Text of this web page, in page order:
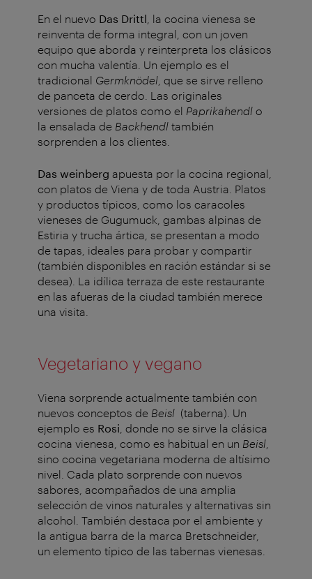
En el nuevo Das Drittl , la cocina vienesa se
reinventa de forma integral, con un joven
equipo que aborda y reinterpreta los clásicos
con mucha valentía. Un ejemplo es el
tradicional Germknödel , que se sirve relleno
de panceta de cerdo. Las originales
versiones de platos como el Paprikahendl o
la ensalada de Backhendl también
sorprenden a los clientes.
Das weinberg apuesta por la cocina regional,
con platos de Viena y de toda Austria. Platos
y productos típicos, como los caracoles
vieneses de Gugumuck, gambas alpinas de
Estiria y trucha ártica, se presentan a modo
de tapas, ideales para probar y compartir
(también disponibles en ración estándar si se
desea). La idílica terraza de este restaurante
en las afueras de la ciudad también merece
una visita.
Vegetariano y vegano
Viena sorprende actualmente también con
nuevos conceptos de Beisl (taberna). Un
ejemplo es Rosi , donde no se sirve la clásica
cocina vienesa, como es habitual en un Beisl
sino cocina vegetariana moderna de altísimo
nivel. Cada plato sorprende con nuevos
sabores, acompañados de una amplia
selección de vinos naturales y alternativas sin
alcohol. También destaca por el ambiente y
la antigua barra de la marca Bretschneider,
un elemento típico de las tabernas vienesas.